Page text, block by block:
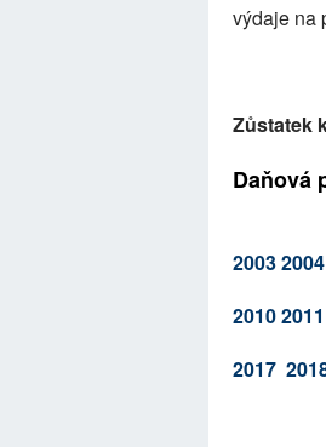
výdaje na
Zůstatek
Daňová
20032004
20102011
2017